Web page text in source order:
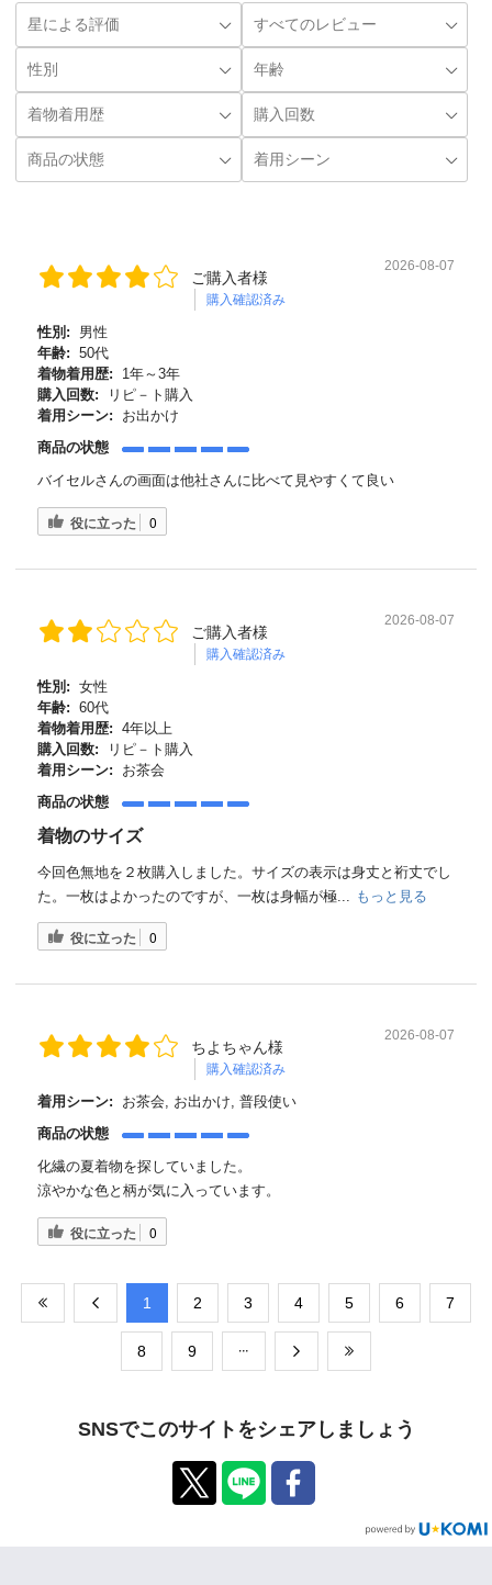
ご購入者様
購入確認済み
2026-08-07
性別:
男性
年齢: 50代
着物着用歴:
1年～3年
購入回数:
リピ－ト購入
着用シーン:
お出かけ
商品の状態
バイセルさんの画面は他社さんに比べて見やすくて良い
役に立った 0
ご購入者様
購入確認済み
2026-08-07
性別: 女性
年齢: 60代
着物着用歴: 4年以上
購入回数:
リピ－ト購入
着用シーン:
お茶会
商品の状態
着物のサイズ
今回色無地を２枚購入しました。サイズの表示は身丈と裄丈でし
た。一枚はよかったのですが、一枚は身幅が極...
もっと見る
役に立った 0
ちよちゃん様
購入確認済み
2026-08-07
着用シーン:
お茶会, お出かけ, 普段使い
商品の状態
化繊の夏着物を探していました。
涼やかな色と柄が気に入っています。
役に立った 0
​1 ​2 ​3 ​4 ​5 ​6 ​7
​8 ​9
SNSでこのサイトをシェアしましょう